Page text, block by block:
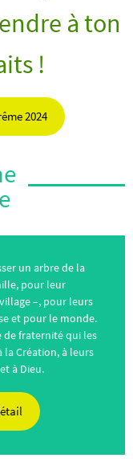
à ton
!
2024
un arbre de la
pour leur
–, pour leurs
et pour le monde.
de fraternité qui les
la Création, à leurs
à Dieu.